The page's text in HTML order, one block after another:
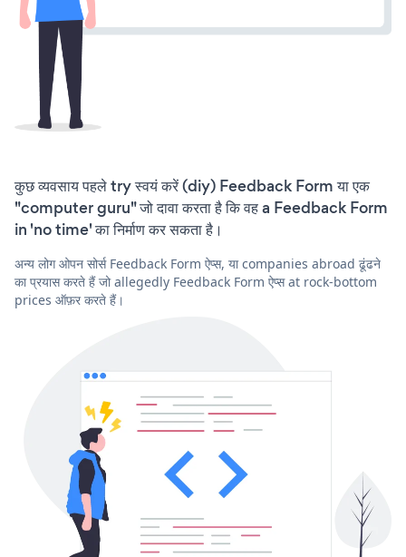
कुछ व्यवसाय पहले try स्वयं करें (diy) Feedback Form या एक
"computer guru" जो दावा करता है कि वह a Feedback Form
in 'no time' का निर्माण कर सकता है।
अन्य लोग ओपन सोर्स Feedback Form ऐप्स, या companies abroad ढूंढने
का प्रयास करते हैं जो allegedly Feedback Form ऐप्स at rock-bottom
prices ऑफ़र करते हैं।